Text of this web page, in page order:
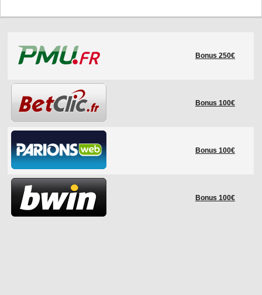
Bonus 250€
Bonus 100€
Bonus 100€
Bonus 100€